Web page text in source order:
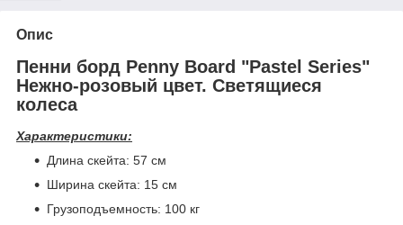
Опис
Пенни борд Penny Board "Pastel Series"
Нежно-розовый цвет. Светящиеся
колеса
Характеристики:
Длина скейта: 57 см
Ширина скейта: 15 см
Грузоподъемность: 100 кг